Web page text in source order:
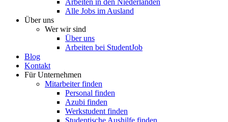
Arbeiten in den Niederlanden
Alle Jobs im Ausland
Über uns
Wer wir sind
Über uns
Arbeiten bei StudentJob
Blog
Kontakt
Für Unternehmen
Mitarbeiter finden
Personal finden
Azubi finden
Werkstudent finden
Studentische Aushilfe finden